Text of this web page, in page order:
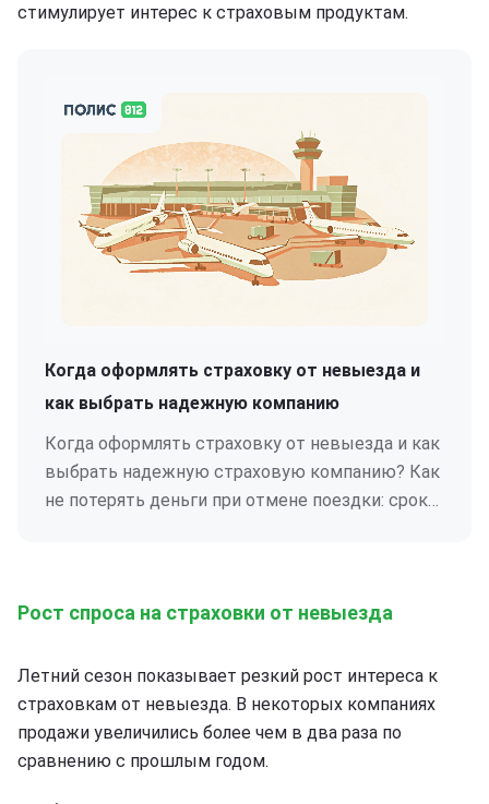
стимулирует интерес к страховым продуктам.
Когда оформлять страховку от невыезда и
как выбрать надежную компанию
Когда оформлять страховку от невыезда и как
выбрать надежную страховую компанию? Как
не потерять деньги при отмене поездки: сроки,
Рост спроса на страховки от невыезда
Летний сезон показывает резкий рост интереса к
страховкам от невыезда. В некоторых компаниях
продажи увеличились более чем в два раза по
сравнению с прошлым годом.